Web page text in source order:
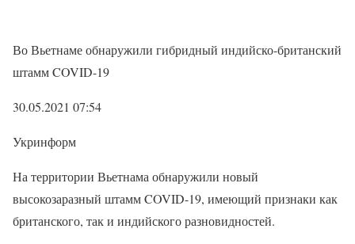
Во Вьетнаме обнаружили гибридный индийско-британский
штамм COVID-19
30.05.2021 07:54
Укринформ
На территории Вьетнама обнаружили новый
высокозаразный штамм COVID-19, имеющий признаки как
британского, так и индийского разновидностей.